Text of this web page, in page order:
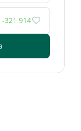
-321 914